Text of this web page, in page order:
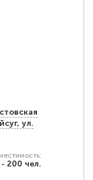
ул.
200 чел.